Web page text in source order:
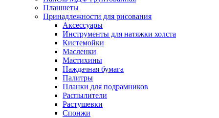
Планшеты
Принадлежности для рисования
Аксессуары
Инструменты для натяжки холста
Кистемойки
Масленки
Мастихины
Наждачная бумага
Палитры
Планки для подрамников
Распылители
Растушевки
Спонжи